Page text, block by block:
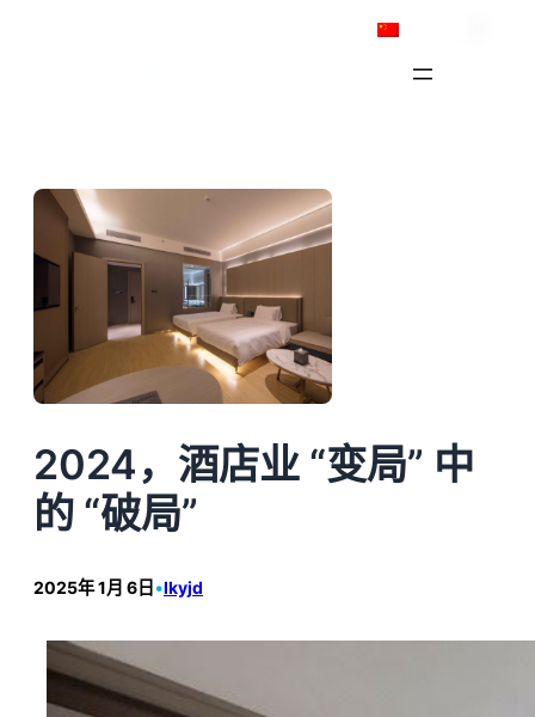
2024，酒店业 “变局” 中
的 “破局”
2025年 1月 6日 •lkyjd